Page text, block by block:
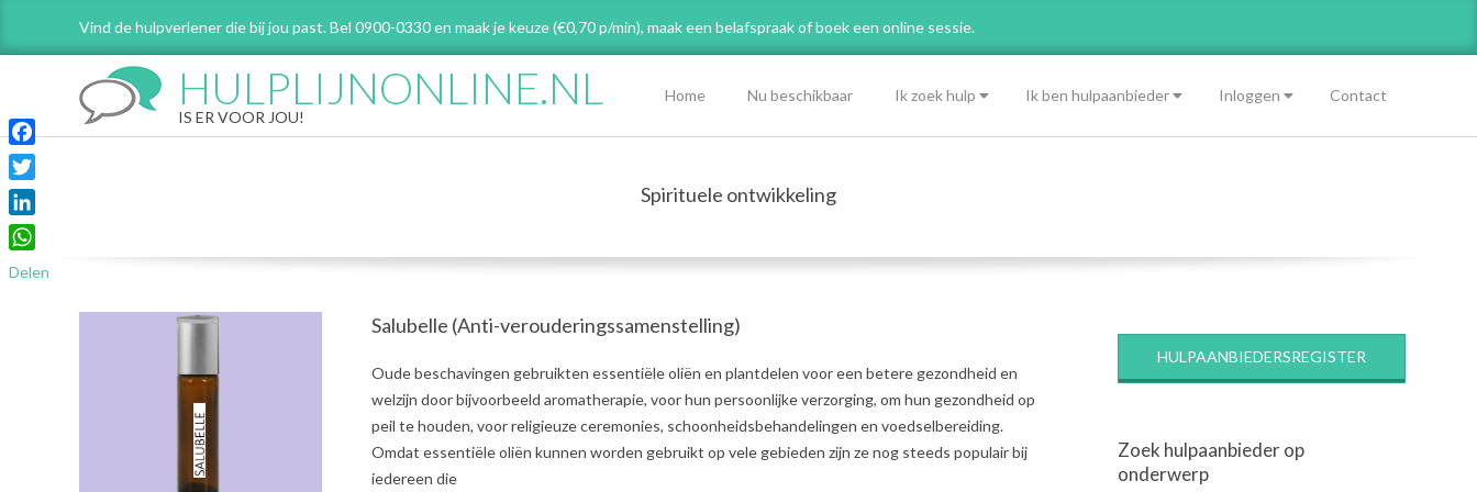
Vind de hulpverlener die bij jou past. Bel 0900-0330 en maak je keuze (€0,70 p/min), maak een belafspraakof boek een online sessie.
HULPLIJNONLINE.NL
IS ER VOOR JOU!
Menu
Home Nu beschikbaar Ik zoek hulp Ik ben hulpaanbieder Inloggen Contact
Spirituele ontwikkeling
Salubelle (Anti-verouderingssamenstelling)
2021-
08-
Oude beschavingen gebruikten essentiële oliën en plantdelen voor een betere gezondheid en
welzijn door bijvoorbeeld aromatherapie, voor hun persoonlijke verzorging, om hun gezondheid op
peil te houden, voor religieuze ceremonies, schoonheidsbehandelingen en voedselbereiding.
Omdat essentiële oliën kunnen worden gebruikt op vele gebieden zijn ze nog steeds populair bij
iedereen die
HULPAANBIEDERSREGISTER
Zoek hulpaanbieder op
onderwerp
Facebook
Twitter
LinkedIn
WhatsApp
Delen